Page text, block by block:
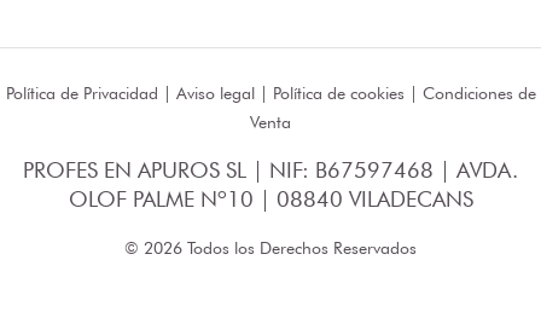
Política de Privacidad | Aviso legal| Política de cookies | Condiciones de
Venta
PROFES EN APUROS SL | NIF: B67597468 | AVDA.
OLOF PALME Nº10 | 08840 VILADECANS
© 2026 Todos los Derechos Reservados